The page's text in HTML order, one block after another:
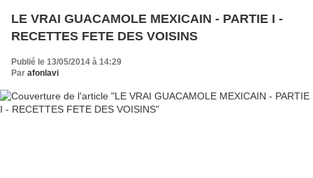
LE VRAI GUACAMOLE MEXICAIN - PARTIE I -
RECETTES FETE DES VOISINS
Publié le 13/05/2014 à 14:29
Par afonlavi